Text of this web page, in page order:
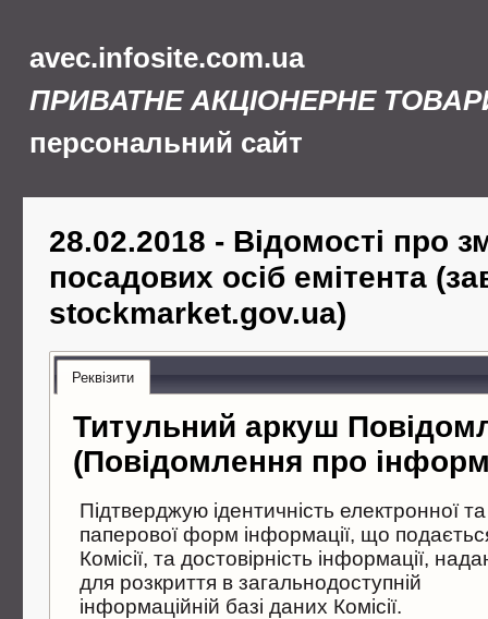
avec.infosite.com.ua
ПРИВАТНЕ АКЦІОНЕРНЕ
персональний сайт
28.02.2018 - Відомості про
посадових осіб емітента
stockmarket.gov.ua)
Реквізити
Титульний аркуш
(Повідомлення про
Підтверджую ідентичність електронної та
паперової форм інформації, що
Комісії, та достовірність інформації,
для розкриття в загальнодоступній
інформаційній базі даних Комісії.